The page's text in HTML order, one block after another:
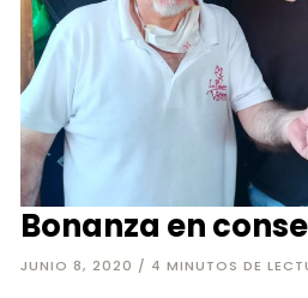
Bonanza en
JUNIO 8, 2020 / 4 MINUTOS DE